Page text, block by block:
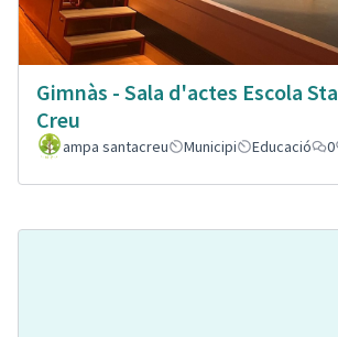
Gimnàs - Sala d'actes Escola Sta
Creu
ampa santacreu Municipi Educació 0